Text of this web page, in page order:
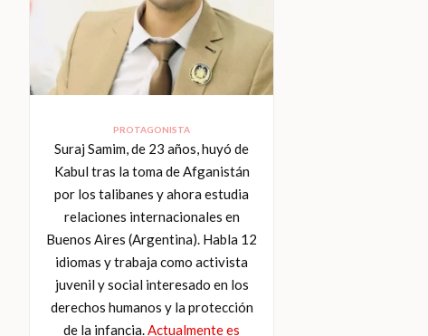
PROTAGONISTA
Suraj Samim, de 23 años, huyó de
Kabul tras la toma de Afganistán
por los talibanes y ahora estudia
relaciones internacionales en
Buenos Aires (Argentina). Habla 12
idiomas y trabaja como activista
juvenil y social interesado en los
derechos humanos y la protección
de la infancia.Actualmente es